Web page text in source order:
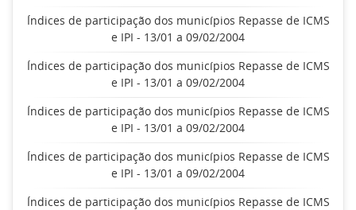
Índices de participação dos municípios Repasse de ICMS
e IPI - 13/01 a 09/02/2004
Índices de participação dos municípios Repasse de ICMS
e IPI - 13/01 a 09/02/2004
Índices de participação dos municípios Repasse de ICMS
e IPI - 13/01 a 09/02/2004
Índices de participação dos municípios Repasse de ICMS
e IPI - 13/01 a 09/02/2004
Índices de participação dos municípios Repasse de ICMS